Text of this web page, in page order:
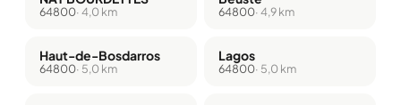
64800· 4,0 km 64800· 4,9 km
Haut-de-Bosdarros
64800· 5,0 km
Lagos
64800· 5,0 km